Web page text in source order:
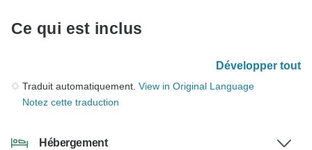
Ce qui est inclus
Développer tout
Traduit automatiquement. View in Original Language
Notez cette traduction
Hébergement